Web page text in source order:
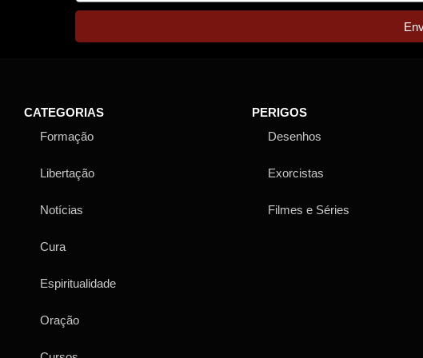
CATEGORIAS
Formação
Libertação
Notícias
Cura
Espiritualidade
Oração
PERIGOS
Desenhos
Exorcistas
Filmes e Séries